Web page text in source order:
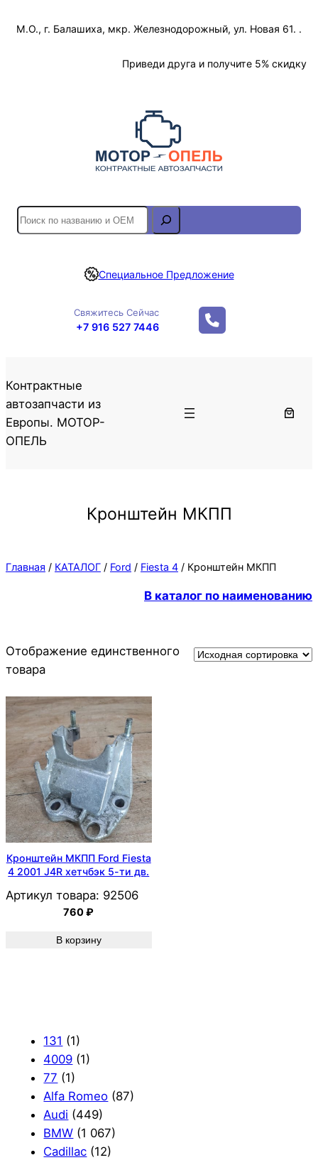
М.О., г. Балашиха, мкр. Железнодорожный, ул. Новая 61. .
Приведи друга и получите 5% скидку
S
e
r
Специальное Предложение
Свяжитесь Сейчас
+7 916 527 7446
Контрактные
автозапчасти из
Европы. МОТОР-
ОПЕЛЬ
Кронштейн МКПП
Главная / КАТАЛОГ / Ford / Fiesta 4 / Кронштейн МКПП
В каталог по наименованию
Отображение единственного
товара
Кронштейн МКПП Ford Fiesta
4 2001 J4R хетчбэк 5-ти дв.
Артикул товара: 92506
760₽
В корзину
131 (1)
4009 (1)
77 (1)
Alfa Romeo (87)
Audi (449)
BMW (1 067)
Cadillac (12)